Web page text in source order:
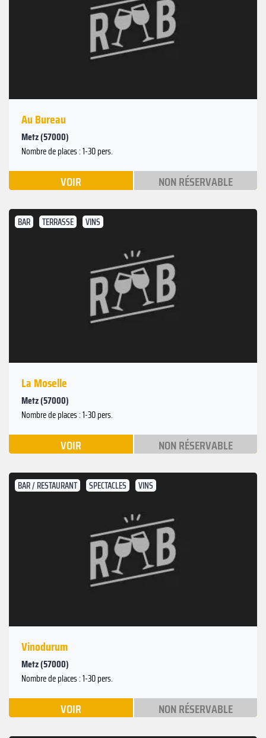
Au Bureau
Metz (57000)
Nombre de places : 1-30 pers.
VOIR NON RÉSERVABLE
BAR TERRASSE VINS
La Moselle
Metz (57000)
Nombre de places : 1-30 pers.
VOIR NON RÉSERVABLE
BAR / RESTAURANT SPECTACLES VINS
Vinodurum
Metz (57000)
Nombre de places : 1-30 pers.
VOIR NON RÉSERVABLE